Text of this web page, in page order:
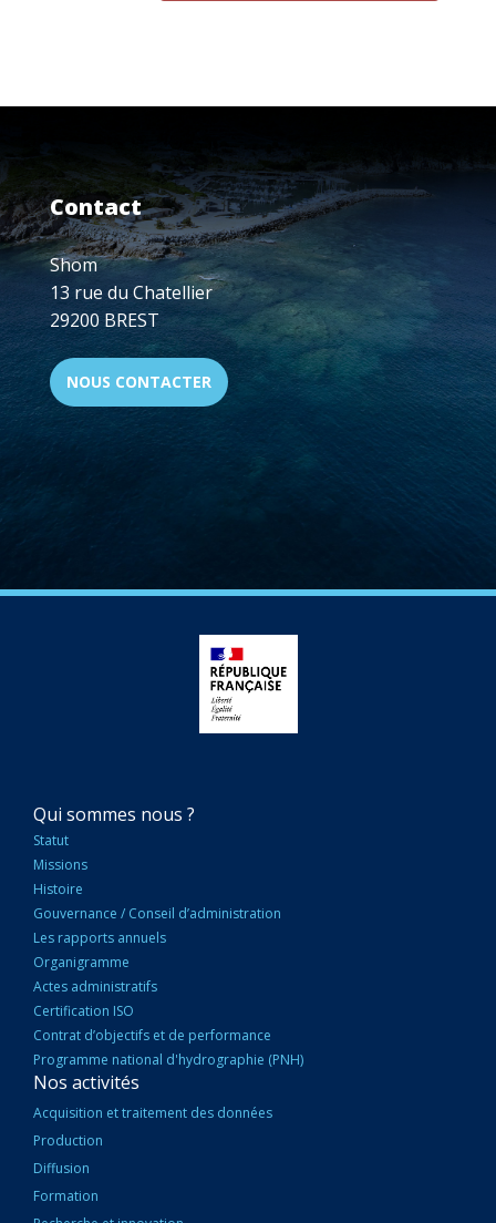
Contact
Shom
13 rue du Chatellier
29200 BREST
NOUS CONTACTER
NAVIGATION
PRINCIPALE
Qui sommes nous ?
Statut
Missions
Histoire
Gouvernance / Conseil d’administration
Les rapports annuels
Organigramme
Actes administratifs
Certification ISO
Contrat d’objectifs et de performance
Programme national d'hydrographie (PNH)
Nos activités
Acquisition et traitement des données
Production
Diffusion
Formation